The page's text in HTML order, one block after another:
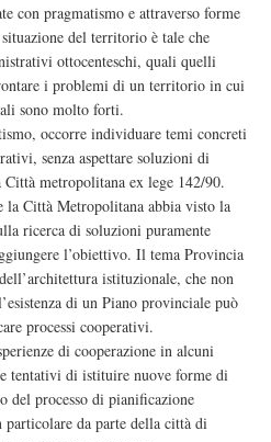
con pragmatismo e attraverso forme
del territorio è tale che
ottocenteschi, quali quelli
i problemi di un territorio in cui
sono molto forti.
occorre individuare temi concreti
senza aspettare soluzioni di
metropolitana ex lege 142/90.
la Città Metropolitana abbia visto la
ricerca di soluzioni puramente
l’obiettivo. Il tema Provincia
istituzionale, che non
di un Piano provinciale può
processi cooperativi.
di cooperazione in alcuni
tentativi di istituire nuove forme di
del processo di pianificazione
particolare da parte della città di